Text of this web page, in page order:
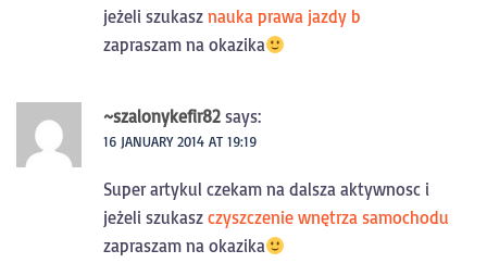
jeżeli szukasz nauka prawa jazdy b
zapraszam na okazika
~szalonykefir82 says:
16 JANUARY 2014 AT 19:19
Super artykul czekam na dalsza aktywnosc i
jeżeli szukasz czyszczenie wnętrza samochodu
zapraszam na okazika